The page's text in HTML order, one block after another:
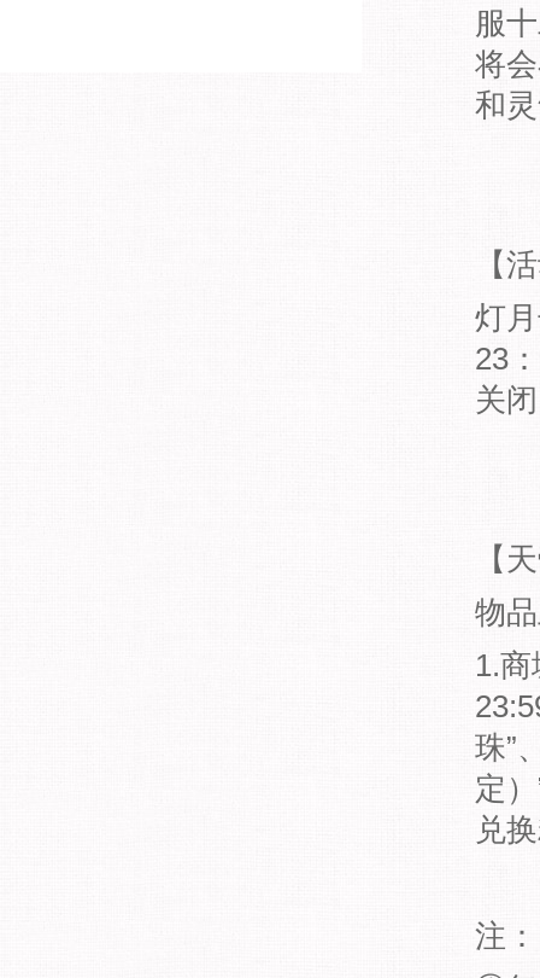
服
将
和
【
灯
23
关
【
物
1.
珠”
定
兑
注